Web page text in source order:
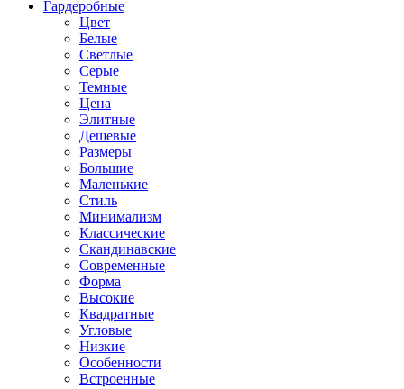
Гардеробные
Цвет
Белые
Светлые
Серые
Темные
Цена
Элитные
Дешевые
Размеры
Большие
Маленькие
Стиль
Минимализм
Классические
Скандинавские
Современные
Форма
Высокие
Квадратные
Угловые
Низкие
Особенности
Встроенные